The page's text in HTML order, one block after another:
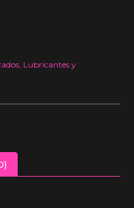
, Lubricantes y